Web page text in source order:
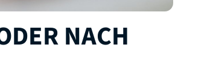
NACH